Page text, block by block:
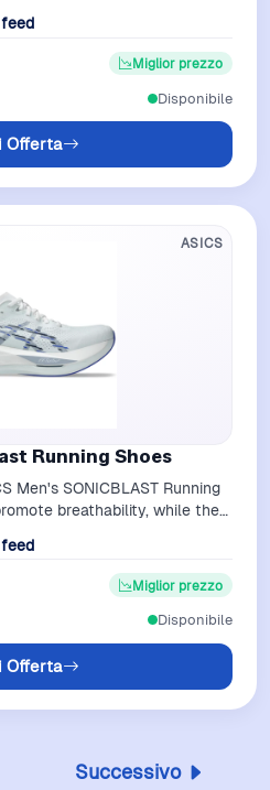
Miglior prezzo
Offerta
Disponibile
ASICS
Running Shoes
Men's SONICBLAST Running
breathability, while the
Miglior prezzo
Offerta
Disponibile
Successivo